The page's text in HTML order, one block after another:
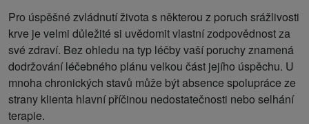
Pro úspěšné zvládnutí života s některou z poruch srážlivosti
krve je velmi důležité si uvědomit vlastní zodpovědnost za
své zdraví. Bez ohledu na typ léčby vaší poruchy znamená
dodržování léčebného plánu velkou část jejího úspěchu. U
mnoha chronických stavů může být absence spolupráce ze
strany klienta hlavní příčinou nedostatečnosti nebo selhání
terapie.